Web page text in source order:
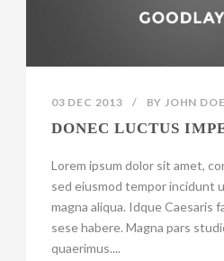
03 DEC 2013 / BY JOHN DOE
DONEC LUCTUS
Lorem ipsum dolor sit amet,
sed eiusmod tempor incidunt
magna aliqua. Idque Caesaris
sese habere. Magna pars
quaerimus....